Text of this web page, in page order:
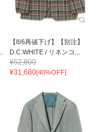
【8/6再値下げ】【別注】
D.C.WHITE / リネンコ...
¥52,800
¥31,680[40%OFF]